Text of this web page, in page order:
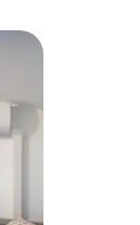
gosti”